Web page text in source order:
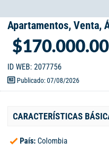
Apartamentos, Venta,
ID WEB: 2077756
Publicado: 07/08/2026
CARACTERÍSTICAS
País: Colombia